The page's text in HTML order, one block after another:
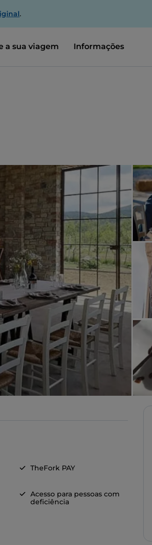
.
a sua viagem Informações
TheFork PAY
Acesso para pessoas com
deficiência